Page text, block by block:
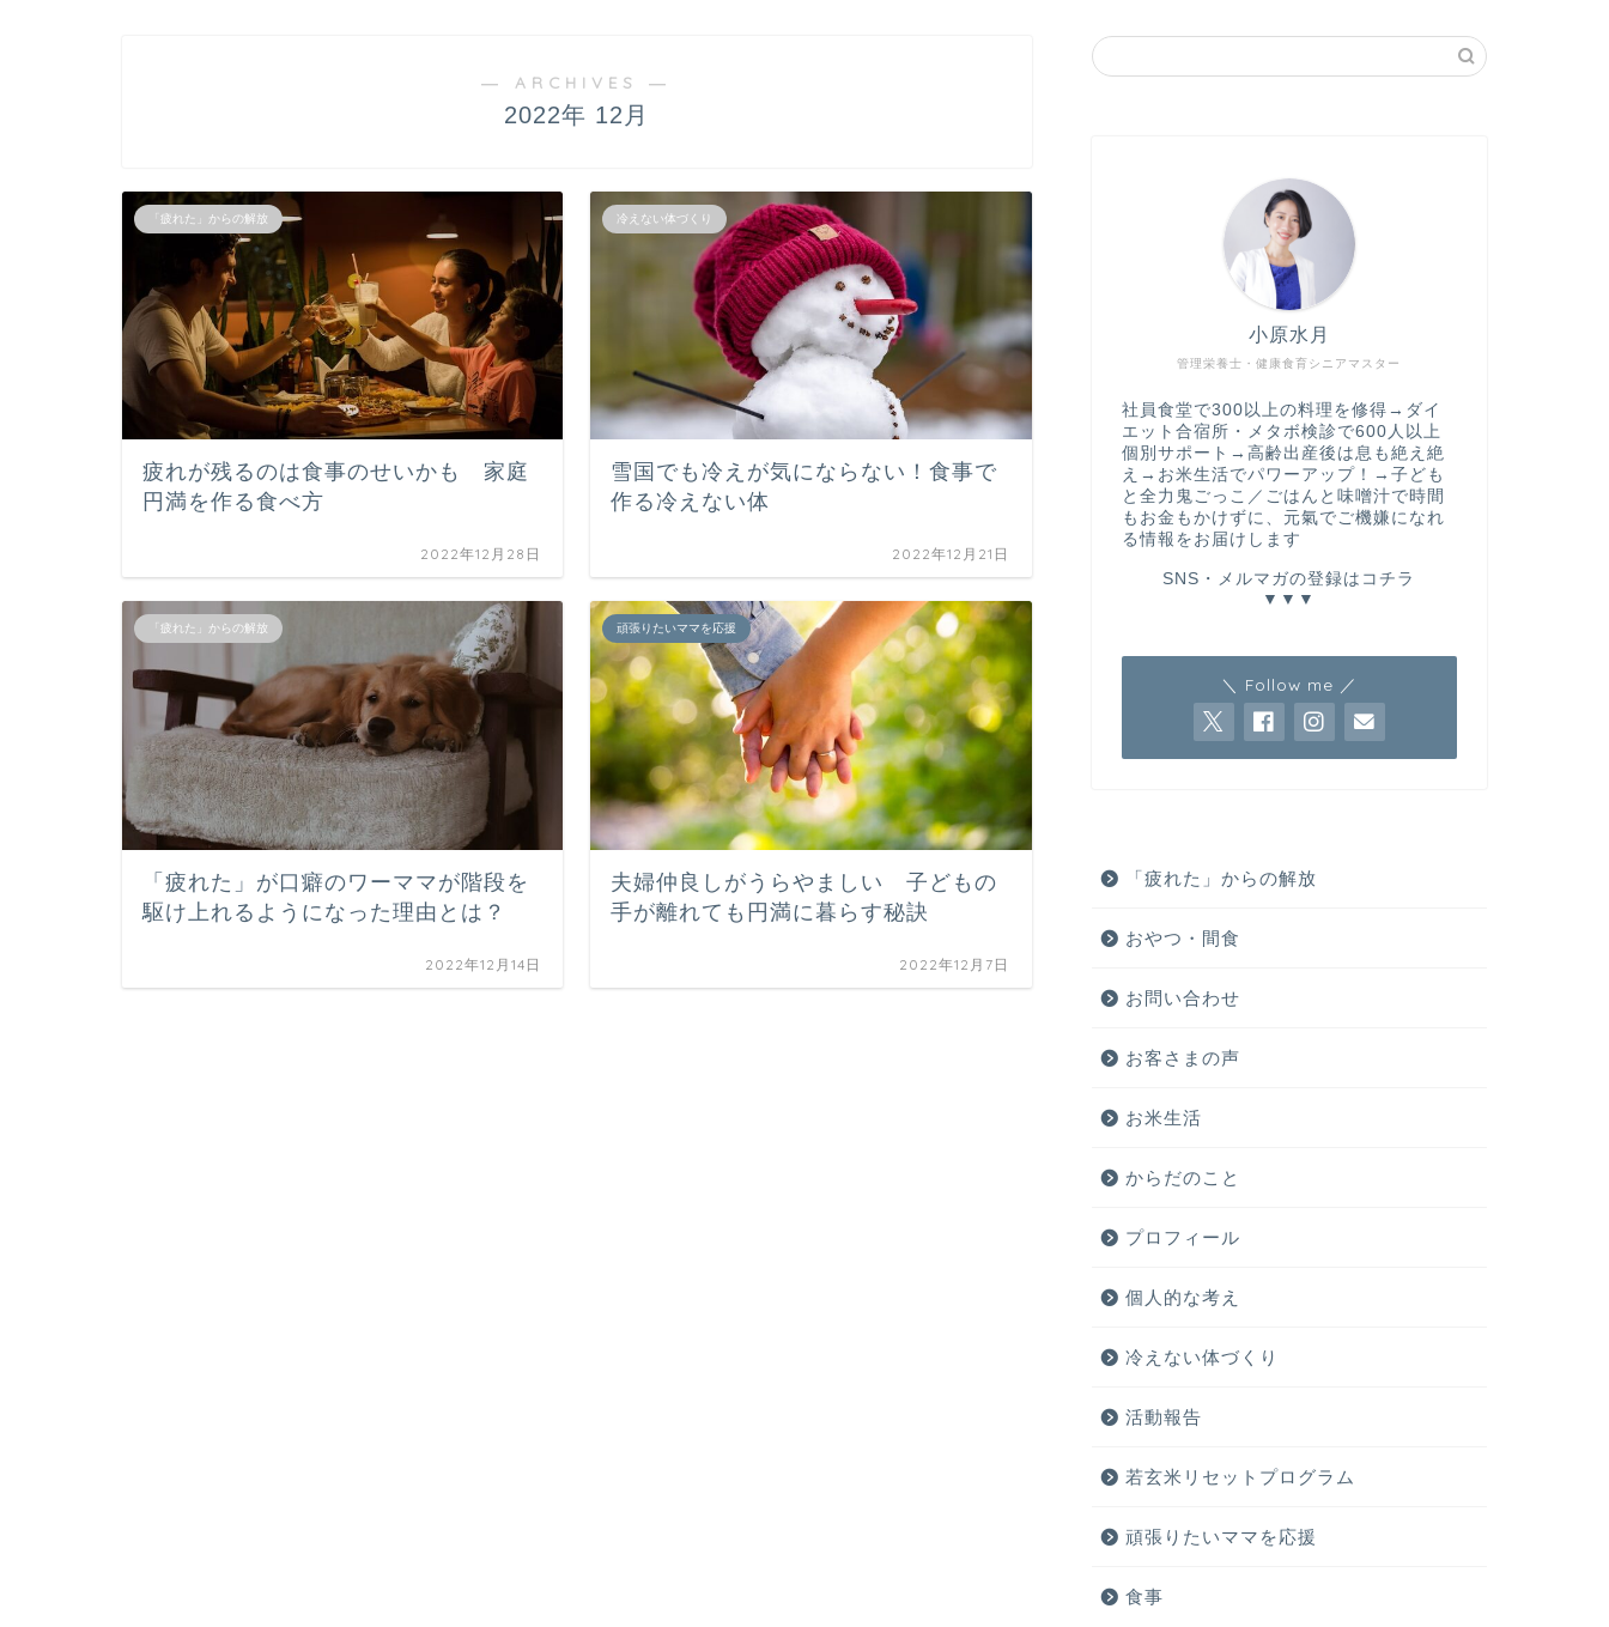
― ARCHIVES ―
2022年 12月
「疲れた」からの解放
疲れが残るのは食事のせいかも 家庭
円満を作る食べ方
2022年12月28日
冷えない体づくり
雪国でも冷えが気にならない！食事で
作る冷えない体
2022年12月21日
「疲れた」からの解放
「疲れた」が口癖のワーママが階段を
駆け上れるようになった理由とは？
2022年12月14日
頑張りたいママを応援
夫婦仲良しがうらやましい 子どもの
手が離れても円満に暮らす秘訣
2022年12月7日
管理栄養士・健康食育シニアマスター
小原水月
社員食堂で300以上の料理を修得→ダイ
エット合宿所・メタボ検診で600人以上
個別サポート→高齢出産後は息も絶え絶
え→お米生活でパワーアップ！→子ども
と全力鬼ごっこ／ごはんと味噌汁で時間
もお金もかけずに、元氣でご機嫌になれ
る情報をお届けします
SNS・メルマガの登録はコチラ
▼▼▼
＼ Follow me ／
「疲れた」からの解放
おやつ・間食
お問い合わせ
お客さまの声
お米生活
からだのこと
プロフィール
個人的な考え
冷えない体づくり
活動報告
若玄米リセットプログラム
頑張りたいママを応援
食事